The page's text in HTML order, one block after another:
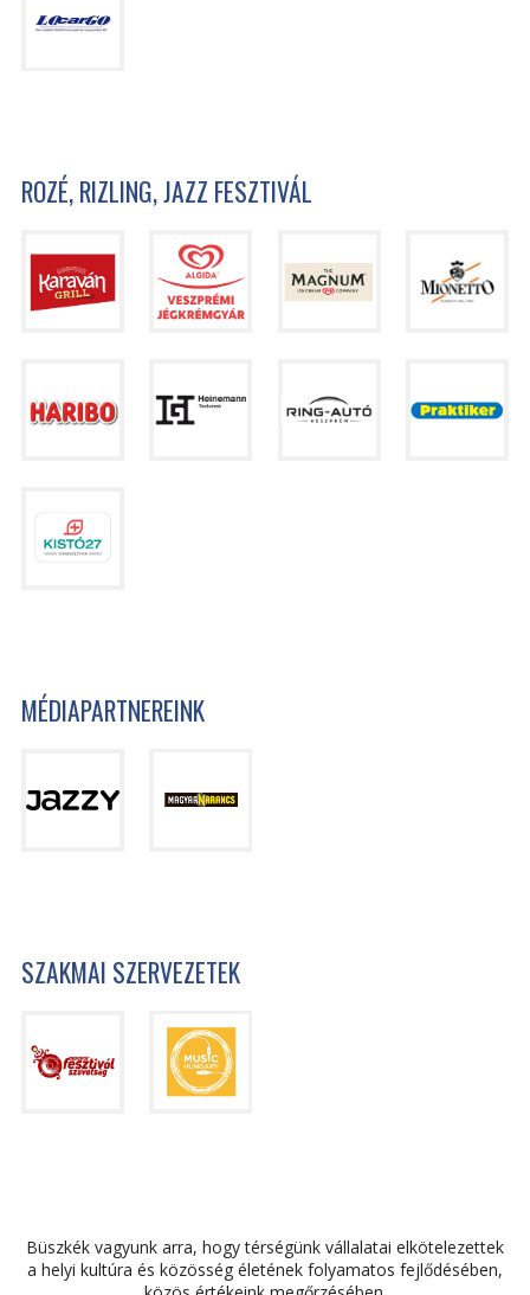
ROZÉ, RIZLING, JAZZ FESZTIVÁL
MÉDIAPARTNEREINK
SZAKMAI SZERVEZETEK
Büszkék vagyunk arra, hogy térségünk vállalatai elkötelezettek
a helyi kultúra és közösség életének folyamatos fejlődésében,